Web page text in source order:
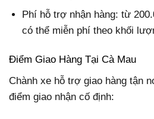
Phí hỗ trợ nhận hàng: từ
có thể miễn phí theo khối
Điểm Giao Hàng Tại Cà Mau
Chành xe hỗ trợ giao hàng tận
điểm giao nhận cố định: